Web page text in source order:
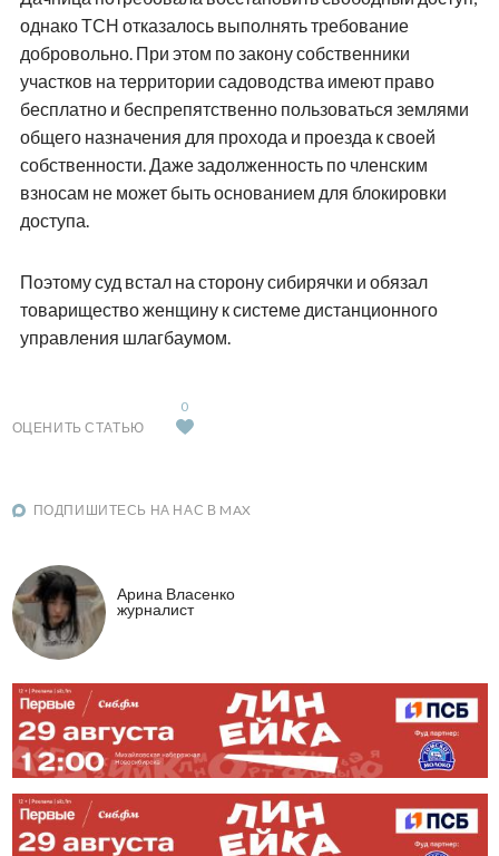
однако ТСН отказалось выполнять требование
добровольно. При этом по закону собственники
участков на территории садоводства имеют право
бесплатно и беспрепятственно пользоваться землями
общего назначения для прохода и проезда к своей
собственности. Даже задолженность по членским
взносам не может быть основанием для блокировки
доступа.
Поэтому суд встал на сторону сибирячки и обязал
товарищество женщину к системе дистанционного
управления шлагбаумом.
ОЦЕНИТЬ СТАТЬЮ
0
ПОДПИШИТЕСЬ НА НАС В MAX
Арина Власенко
журналист